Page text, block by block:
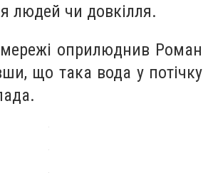
людей чи довкілля.
оприлюднив Роман
що така вода у потічку